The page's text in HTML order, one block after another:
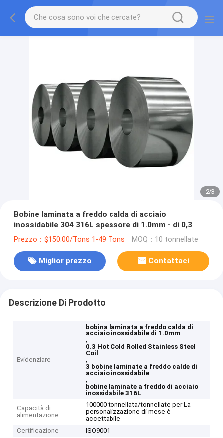
2/3
Bobine laminata a freddo calda di acciaio
inossidabile 304 316L spessore di 1.0mm - di 0,3
Prezzo：$150.00/Tons 1-49 Tons MOQ：10 tonnellate
Miglior prezzo Contattaci
Descrizione Di Prodotto
Evidenziare
bobina laminata a freddo calda di
acciaio inossidabile di 1.0mm
,
0.3 Hot Cold Rolled Stainless Steel
Coil
,
3 bobine laminate a freddo calde di
acciaio inossidabile
,
bobine laminate a freddo di acciaio
inossidabile 316L
Capacità di
alimentazione
100000 tonnellata/tonnellate per La
personalizzazione di mese è
accettabile
Certificazione
ISO9001